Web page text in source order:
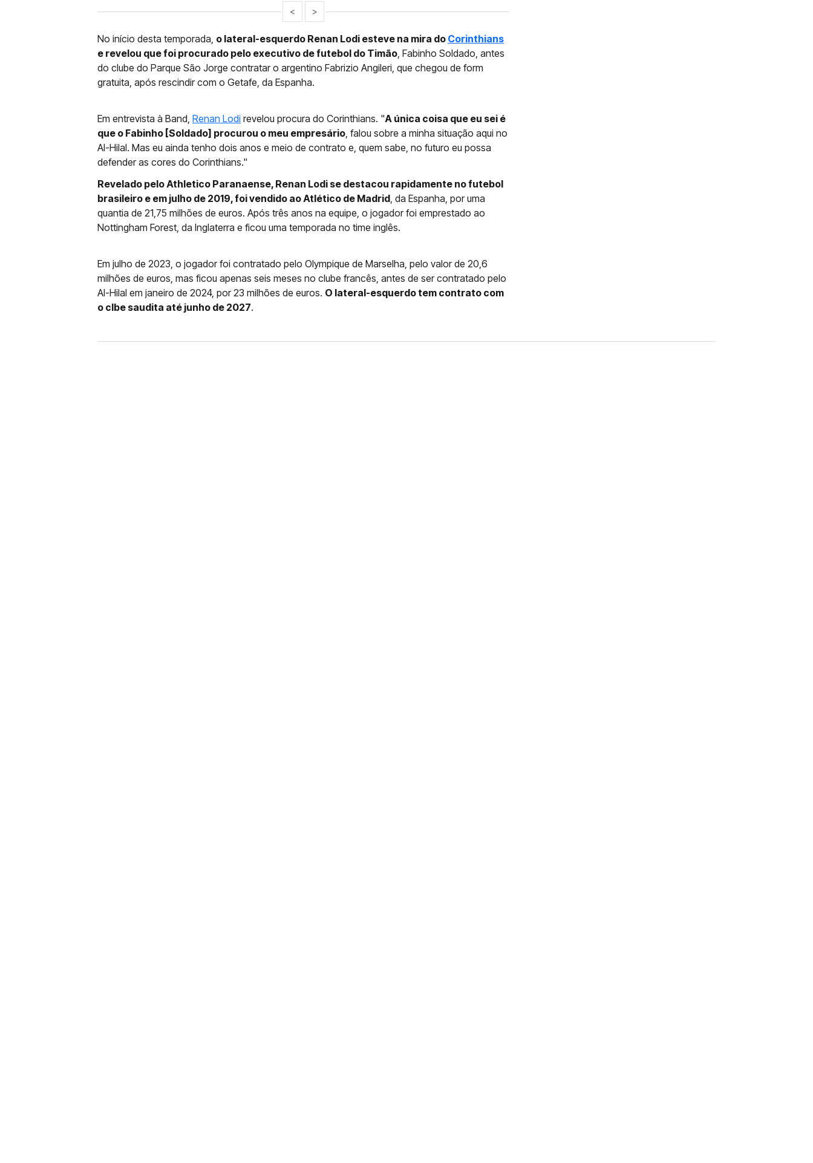
< >
No início desta temporada, o lateral-esquerdo Renan Lodi esteve na mira do Corinthians
e revelou que foi procurado pelo executivo de futebol do Timão, Fabinho Soldado, antes
do clube do Parque São Jorge contratar o argentino Fabrizio Angileri, que chegou de form
gratuita, após rescindir com o Getafe, da Espanha.
Em entrevista à Band, Renan Lodi revelou procura do Corinthians. "A única coisa que eu sei é
que o Fabinho [Soldado] procurou o meu empresário, falou sobre a minha situação aqui no
Al-Hilal. Mas eu ainda tenho dois anos e meio de contrato e, quem sabe, no futuro eu possa
defender as cores do Corinthians."
Revelado pelo Athletico Paranaense, Renan Lodi se destacou rapidamente no futebol
brasileiro e em julho de 2019, foi vendido ao Atlético de Madrid, da Espanha, por uma
quantia de 21,75 milhões de euros. Após três anos na equipe, o jogador foi emprestado ao
Nottingham Forest, da Inglaterra e ficou uma temporada no time inglês.
Em julho de 2023, o jogador foi contratado pelo Olympique de Marselha, pelo valor de 20,6
milhões de euros, mas ficou apenas seis meses no clube francês, antes de ser contratado pelo
Al-Hilal em janeiro de 2024, por 23 milhões de euros. O lateral-esquerdo tem contrato com
o clbe saudita até junho de 2027.